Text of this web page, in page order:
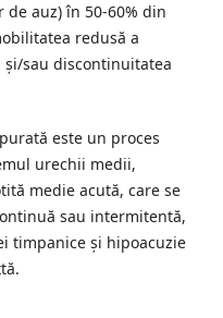
auz) în 50-60% din
redusă a
sau discontinuitatea
este un proces
urechii medii,
medie acută, care se
sau intermitentă,
timpanice şi hipoacuzie